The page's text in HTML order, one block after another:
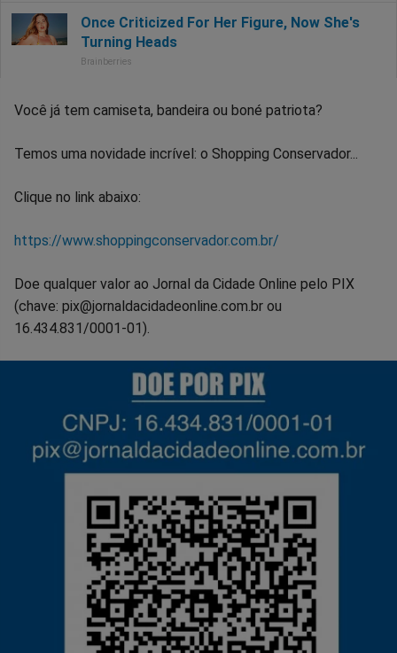
Você já tem camiseta, bandeira ou boné patriota?
Temos uma novidade incrível: o Shopping Conservador...
Clique no link abaixo:
https://www.shoppingconservador.com.br/
Doe qualquer valor ao Jornal da Cidade Online pelo PIX
(chave: pix@jornaldacidadeonline.com.br ou
16.434.831/0001-01).